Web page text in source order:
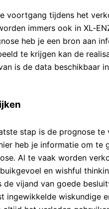
voortgang tijdens het
immers ook in
heb je een bron aan
te krijgen kan de
is de data beschikbaar
stap is de prognose
heb je informatie om te
Al te vaak worden
en wishful
de vijand van goede
ingewikkelde wiskundige